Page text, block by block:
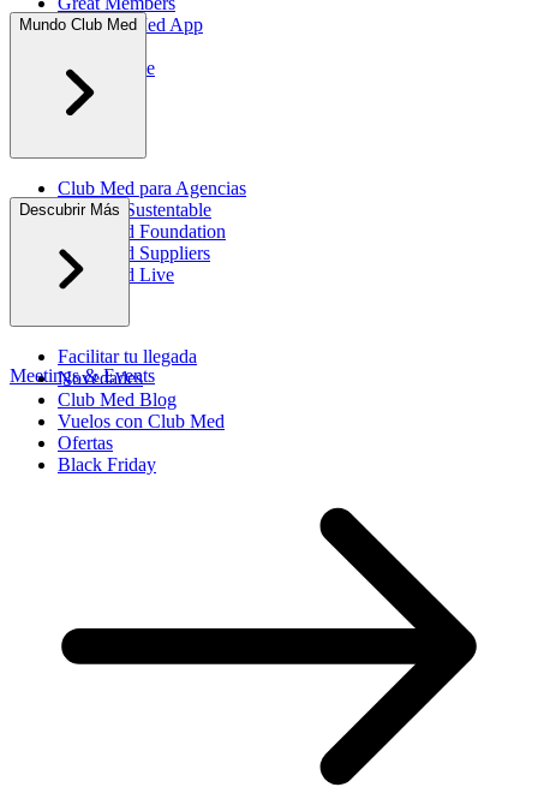
My Club Med App
All Inclusive
Mundo Club Med
Club Med para Agencias
Turismo Sustentable
Club Med Foundation
Club Med Suppliers
Club Med Live
Prensa
Descubrir Más
Facilitar tu llegada
Novedades
Club Med Blog
Vuelos con Club Med
Ofertas
Black Friday
Meetings & Events